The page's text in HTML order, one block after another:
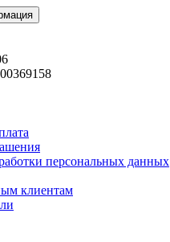
персональных данных
клиентам